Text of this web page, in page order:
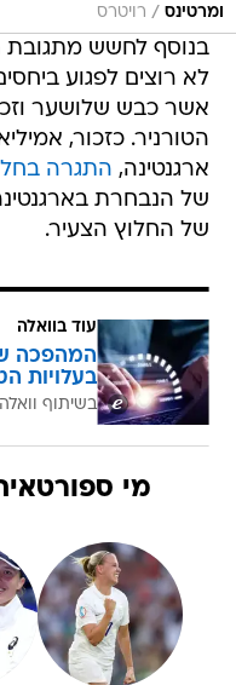
ומרטינס / רויטרס
בנוסף לחשש
לא רוצים לפגוע
אשר כבש שלושער
הטורניר. כזכור,
ארגנטינה, התגרה
של הנבחרת
של החלוץ הצעיר.
עוד בוואלה
בעלויות
בשיתוף
מי ספורטאית